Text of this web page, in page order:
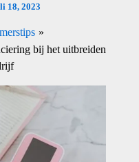
18, 2023
bij het uitbreiden